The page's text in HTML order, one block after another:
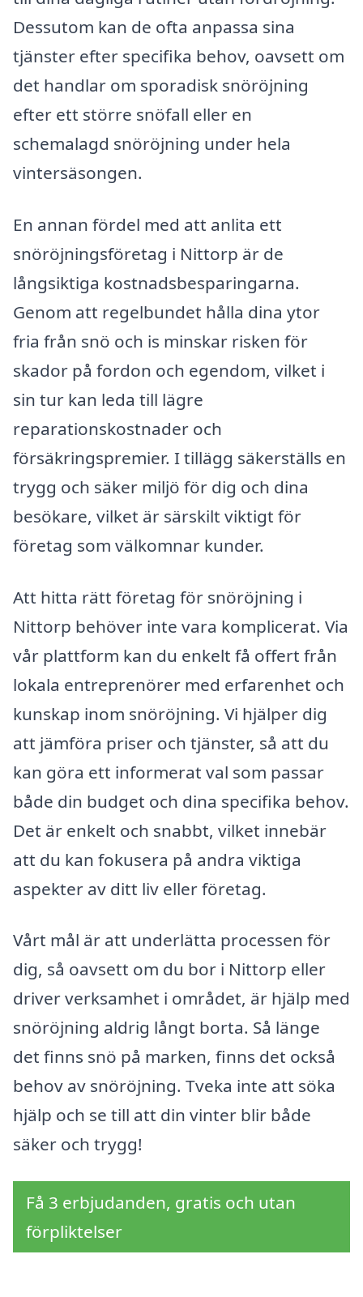
Dessutom kan de ofta anpassa sina
tjänster efter specifika behov, oavsett om
det handlar om sporadisk snöröjning
efter ett större snöfall eller en
schemalagd snöröjning under hela
vintersäsongen.
En annan fördel med att anlita ett
snöröjningsföretag i Nittorp är de
långsiktiga kostnadsbesparingarna.
Genom att regelbundet hålla dina ytor
fria från snö och is minskar risken för
skador på fordon och egendom, vilket i
sin tur kan leda till lägre
reparationskostnader och
försäkringspremier. I tillägg säkerställs en
trygg och säker miljö för dig och dina
besökare, vilket är särskilt viktigt för
företag som välkomnar kunder.
Att hitta rätt företag för snöröjning i
Nittorp behöver inte vara komplicerat. Via
vår plattform kan du enkelt få offert från
lokala entreprenörer med erfarenhet och
kunskap inom snöröjning. Vi hjälper dig
att jämföra priser och tjänster, så att du
kan göra ett informerat val som passar
både din budget och dina specifika behov.
Det är enkelt och snabbt, vilket innebär
att du kan fokusera på andra viktiga
aspekter av ditt liv eller företag.
Vårt mål är att underlätta processen för
dig, så oavsett om du bor i Nittorp eller
driver verksamhet i området, är hjälp med
snöröjning aldrig långt borta. Så länge
det finns snö på marken, finns det också
behov av snöröjning. Tveka inte att söka
hjälp och se till att din vinter blir både
säker och trygg!
Få 3 erbjudanden, gratis och utan
förpliktelser